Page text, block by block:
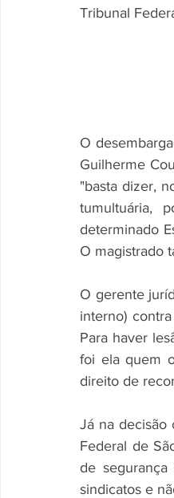
Tribunal
O
Guilherme
"basta dizer,
tumultuária,
determinado
O magistrado
O gerente
interno)
Para haver
foi ela quem
direito de
Já na decisão
Federal de
de segurança
sindicatos e